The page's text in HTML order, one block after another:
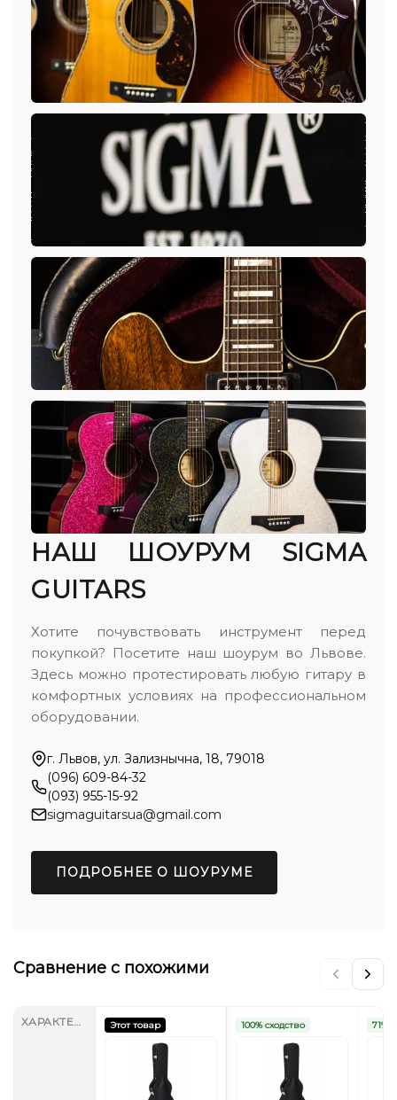
НАШ ШОУРУМ SIGMA
GUITARS
Хотите почувствовать инструмент перед
покупкой? Посетите наш шоурум во Львове.
Здесь можно протестировать любую гитару в
комфортных условиях на профессиональном
оборудовании.
г. Львов, ул. Зализнычна, 18, 79018
(096) 609-84-32
(093) 955-15-92
sigmaguitarsua@gmail.com
ПОДРОБНЕЕ О ШОУРУМЕ
Сравнение с похожими
Этот товар 100% сходство 71%